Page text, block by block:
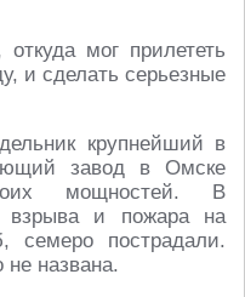
мог прилететь
и сделать серьезные
крупнейший в
завод в Омске
мощностей. В
взрыва и пожара на
семеро пострадали.
названа.